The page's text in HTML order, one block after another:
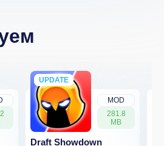
MOD
281.8
MB
UPDATE
NEW
Draft Showdown